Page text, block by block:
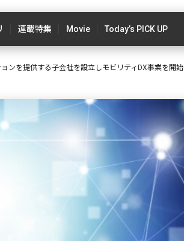
連載特集 Movie Today’s PICK UP
ンを提供する子会社を設立しモビリティDX事業を開始